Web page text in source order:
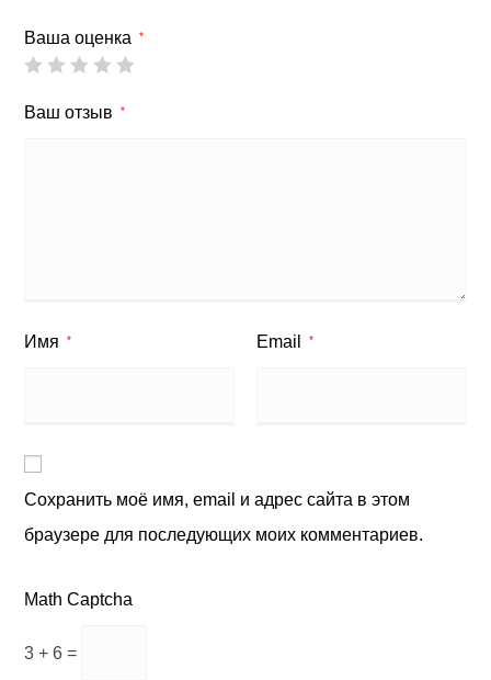
Ваша оценка *
Ваш отзыв *
Имя * Email *
Сохранить моё имя, email и адрес сайта в этом
браузере для последующих моих комментариев.
Math Captcha
3 + 6 =